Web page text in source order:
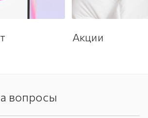
Акции
вопросы